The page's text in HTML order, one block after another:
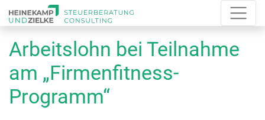
Arbeitslohn bei Teilnahme
am „Firmenfitness-
Programm“